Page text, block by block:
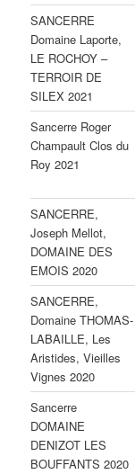
SANCERRE
Domaine Laporte,
LE ROCHOY –
TERROIR DE
SILEX 2021
Sancerre Roger
Champault Clos du
Roy 2021
SANCERRE,
Joseph Mellot,
DOMAINE DES
EMOIS 2020
SANCERRE,
Domaine THOMAS-
LABAILLE, Les
Aristides, Vieilles
Vignes 2020
Sancerre
DOMAINE
DENIZOT LES
BOUFFANTS 2020